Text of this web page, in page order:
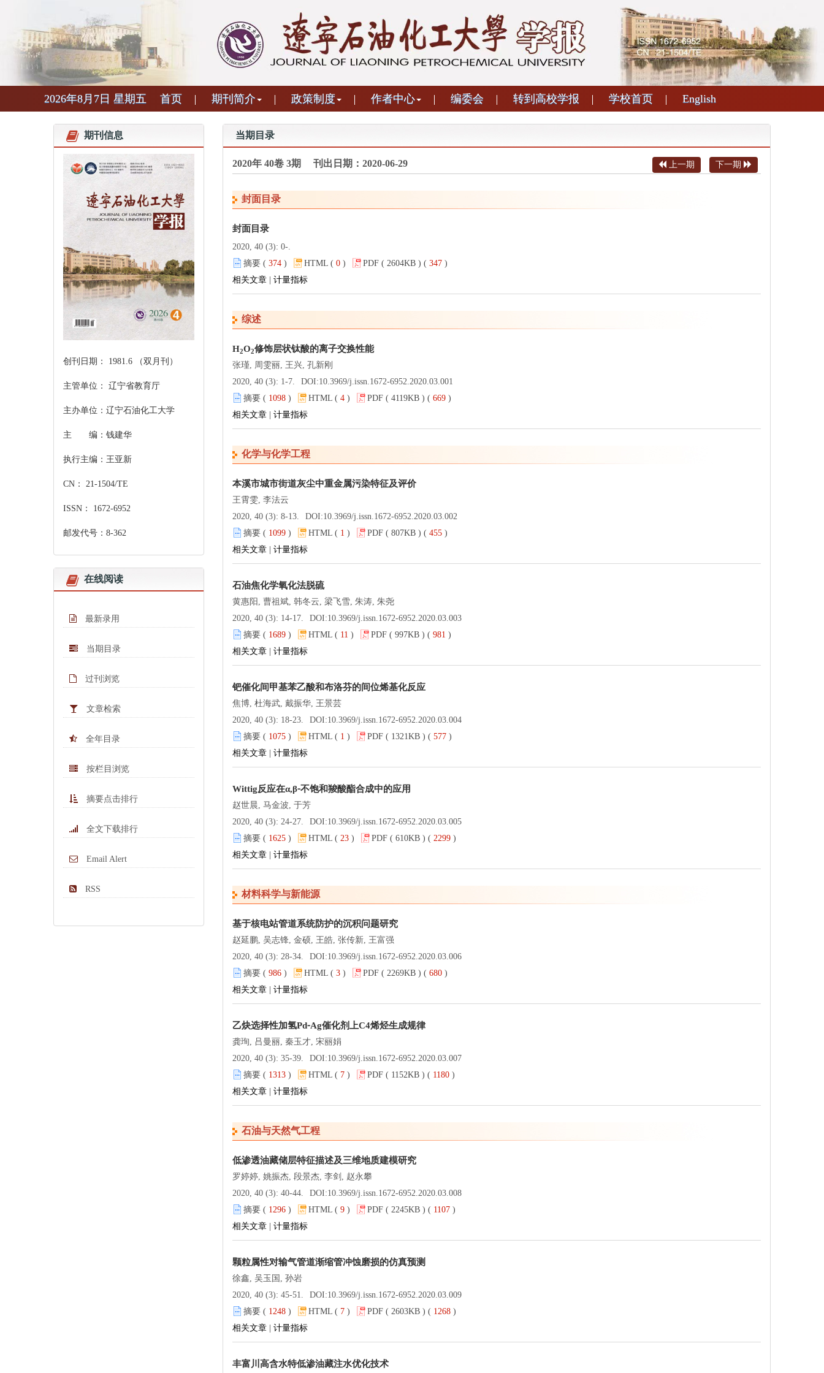
2026年8月7日 星期五 首页 期刊简介 政策制度 作者中心 编委会 转到高校学报 学校首页 English
当期目录
2020年 40卷 3期 刊出日期：2020-06-29 上一期 下一期
封面目录
封面目录
2020, 40 (3): 0-.
摘要 ( 374 ) HTML ( 0 ) PDF ( 2604KB ) ( 347 )
相关文章
计量指标
综述
H2O2修饰层状钛酸的离子交换性能
张瑾, 周雯丽, 王兴, 孔新刚
2020, 40 (3): 1-7.
DOI:10.3969/j.issn.1672-6952.2020.03.001
摘要 ( 1098 ) HTML ( 4 ) PDF ( 4119KB ) ( 669 )
相关文章
计量指标
化学与化学工程
本溪市城市街道灰尘中重金属污染特征及评价
王霄雯, 李法云
2020, 40 (3): 8-13.
DOI:10.3969/j.issn.1672-6952.2020.03.002
摘要 ( 1099 ) HTML ( 1 ) PDF ( 807KB ) ( 455 )
相关文章
计量指标
石油焦化学氧化法脱硫
黄惠阳, 曹祖斌, 韩冬云, 梁飞雪, 朱涛, 朱尧
2020, 40 (3): 14-17.
DOI:10.3969/j.issn.1672-6952.2020.03.003
摘要 ( 1689 ) HTML ( 11 ) PDF ( 997KB ) ( 981 )
相关文章
计量指标
钯催化间甲基苯乙酸和布洛芬的间位烯基化反应
焦博, 杜海武, 戴振华, 王景芸
2020, 40 (3): 18-23.
DOI:10.3969/j.issn.1672-6952.2020.03.004
摘要 ( 1075 ) HTML ( 1 ) PDF ( 1321KB ) ( 577 )
相关文章
计量指标
Wittig反应在α,β⁃不饱和羧酸酯合成中的应用
赵世晨, 马金波, 于芳
2020, 40 (3): 24-27.
DOI:10.3969/j.issn.1672-6952.2020.03.005
摘要 ( 1625 ) HTML ( 23 ) PDF ( 610KB ) ( 2299 )
相关文章
计量指标
材料科学与新能源
基于核电站管道系统防护的沉积问题研究
赵延鹏, 吴志锋, 金硕, 王皓, 张传新, 王富强
2020, 40 (3): 28-34.
DOI:10.3969/j.issn.1672-6952.2020.03.006
摘要 ( 986 ) HTML ( 3 ) PDF ( 2269KB ) ( 680 )
相关文章
计量指标
乙炔选择性加氢Pd⁃Ag催化剂上C4烯烃生成规律
龚珣, 吕曼丽, 秦玉才, 宋丽娟
2020, 40 (3): 35-39.
DOI:10.3969/j.issn.1672-6952.2020.03.007
摘要 ( 1313 ) HTML ( 7 ) PDF ( 1152KB ) ( 1180 )
相关文章
计量指标
石油与天然气工程
低渗透油藏储层特征描述及三维地质建模研究
罗婷婷, 姚振杰, 段景杰, 李剑, 赵永攀
2020, 40 (3): 40-44.
DOI:10.3969/j.issn.1672-6952.2020.03.008
摘要 ( 1296 ) HTML ( 9 ) PDF ( 2245KB ) ( 1107 )
相关文章
计量指标
颗粒属性对输气管道渐缩管冲蚀磨损的仿真预测
徐鑫, 吴玉国, 孙岩
2020, 40 (3): 45-51.
DOI:10.3969/j.issn.1672-6952.2020.03.009
摘要 ( 1248 ) HTML ( 7 ) PDF ( 2603KB ) ( 1268 )
相关文章
计量指标
丰富川高含水特低渗油藏注水优化技术
期刊信息
创刊日期： 1981.6 （双月刊）
主管单位： 辽宁省教育厅
主办单位：辽宁石油化工大学
主 编：钱建华
执行主编：王亚新
CN： 21-1504/TE
ISSN： 1672-6952
邮发代号：8-362
在线阅读
最新录用
当期目录
过刊浏览
文章检索
全年目录
按栏目浏览
摘要点击排行
全文下载排行
Email Alert
RSS